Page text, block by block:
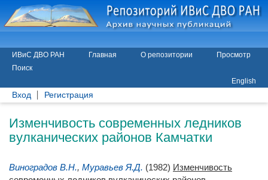
ИВиС ДВО РАН Главная О репозитории
Просмотр
Поиск
English
Вход Регистрация
Изменчивость современных ледников
вулканических районов Камчатки
Виноградов В.Н., Муравьев Я.Д. (1982) Изменчивость